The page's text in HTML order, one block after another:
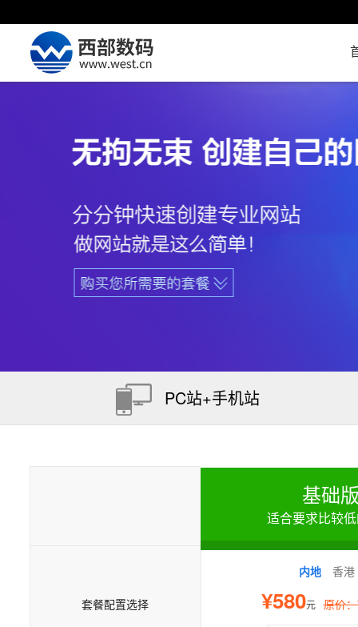
PC站+手机站
基础
适合要求比较
套餐配置选择
内地 香港
¥580元 原价